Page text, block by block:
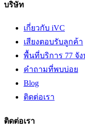
บริษัท
เกี่ยวกับ iVC
เสียงตอบรับลูกค้า
พื้นที่บริการ 77 จั
คำถามที่พบบ่อย
Blog
ติดต่อเรา
ติดต่อเรา